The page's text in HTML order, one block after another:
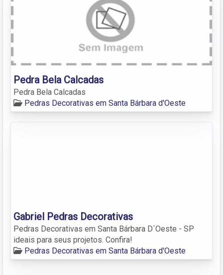
Pedra Bela Calcadas
Pedra Bela Calcadas
Pedras Decorativas em Santa Bárbara d'Oeste
Gabriel Pedras Decorativas
Pedras Decorativas em Santa Bárbara D´Oeste - SP
ideais para seus projetos. Confira!
Pedras Decorativas em Santa Bárbara d'Oeste